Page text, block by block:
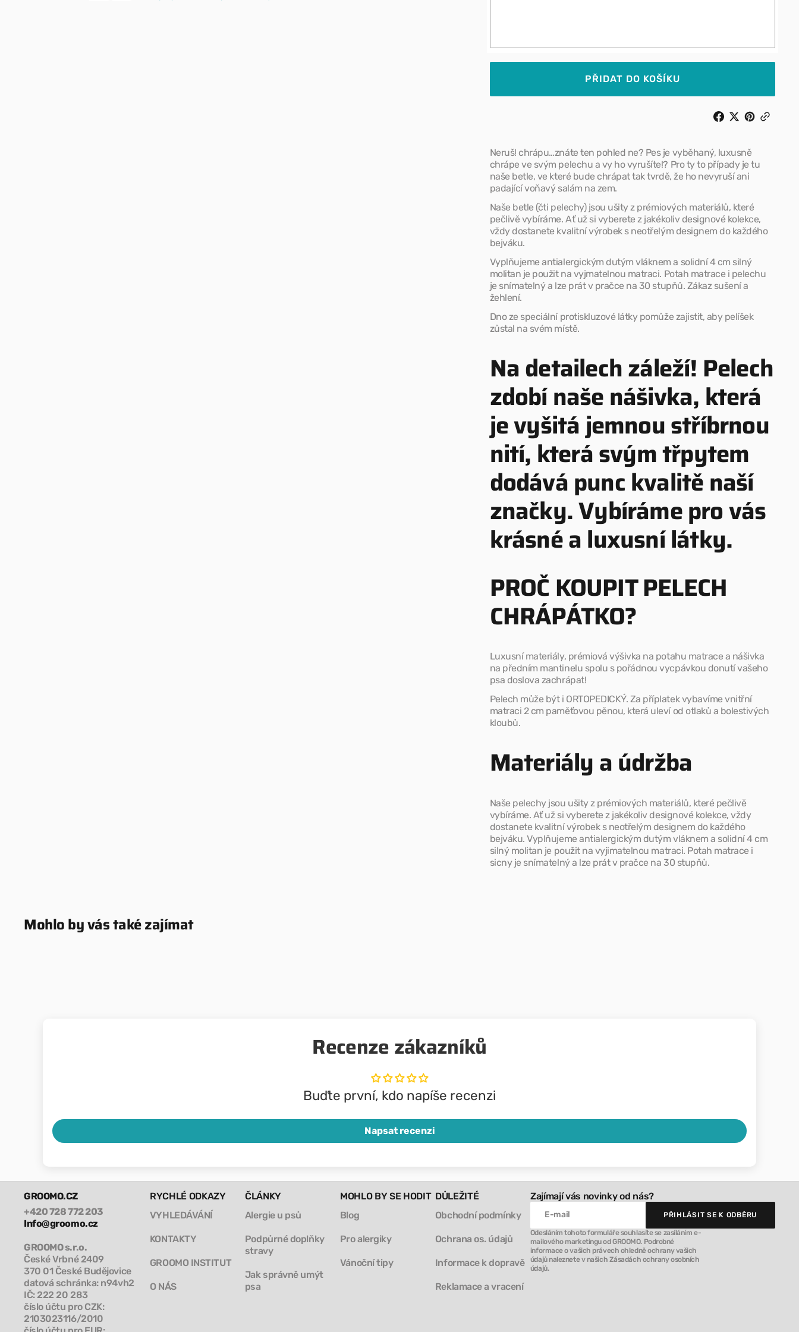
Lilac
Lilac
PŘIDAT DO KOŠÍKU
Neruš! chrápu…znáte ten pohled ne? Pes je vyběhaný, luxusně
chrápe ve svým pelechu a vy ho vyrušíte!? Pro ty to případy je tu
naše betle, ve které bude chrápat tak tvrdě, že ho nevyruší ani
padající voňavý salám na zem.
Naše betle (čti pelechy) jsou ušity z prémiových materiálů, které
pečlivě vybíráme. Ať už si vyberete z jakékoliv designové kolekce,
vždy dostanete kvalitní výrobek s neotřelým designem do každého
bejváku.
Vyplňujeme antialergickým dutým vláknem a solidní 4 cm silný
molitan je použit na vyjmatelnou matraci. Potah matrace i pelechu
je snímatelný a lze prát v pračce na 30 stupňů. Zákaz sušení a
žehlení.
Dno ze speciální protiskluzové látky pomůže zajistit, aby pelíšek
zůstal na svém místě.
Na detailech záleží! Pelech
zdobí naše nášivka, která
je vyšitá jemnou stříbrnou
nití, která svým třpytem
dodává punc kvalitě naší
značky. Vybíráme pro vás
krásné a luxusní látky.
PROČ KOUPIT PELECH
CHRÁPÁTKO?
Luxusní materiály, prémiová výšivka na potahu matrace a nášivka
na předním mantinelu spolu s pořádnou vycpávkou donutí vašeho
psa doslova zachrápat!
Pelech může být i ORTOPEDICKÝ. Za příplatek vybavíme vnitřní
matraci 2 cm paměťovou pěnou, která uleví od otlaků a bolestivých
kloubů.
Materiály a údržba
Naše pelechy jsou ušity z prémiových materiálů, které pečlivě
vybíráme. Ať už si vyberete z jakékoliv designové kolekce, vždy
dostanete kvalitní výrobek s neotřelým designem do každého
bejváku. Vyplňujeme antialergickým dutým vláknem a solidní 4 cm
silný molitan je použit na vyjimatelnou matraci. Potah matrace i
sicny je snímatelný a lze prát v pračce na 30 stupňů.
Mohlo by vás také zajímat
Recenze zákazníků
Buďte první, kdo napíše recenzi
Napsat recenzi
GROOMO.CZ
+420 728 772 203
Info@groomo.cz
GROOMO s.r.o.
České Vrbné 2409
370 01 České Budějovice
datová schránka: n94vh2
IČ: 222 20 283
číslo účtu pro CZK:
2103023116/2010
RYCHLÉ ODKAZY
VYHLEDÁVÁNÍ
KONTAKTY
GROOMO INSTITUT
O NÁS
ČLÁNKY
Alergie u psů
Podpůrné doplňky
stravy
Jak správně umýt
psa
MOHLO BY SE HODIT
Blog
Pro alergiky
Vánoční tipy
DŮLEŽITÉ
Obchodní podmínky
Ochrana os. údajů
Informace k dopravě
Reklamace a vracení
Zajímají vás novinky od nás?
E-mail
PŘIHLÁSIT SE K ODBĚRU
PŘIHLÁSIT SE K ODBĚRU
Odesláním tohoto formuláře souhlasíte se zasíláním e-
mailového marketingu od GROOMO. Podrobné
informace o vašich právech ohledně ochrany vašich
údajů naleznete v našich Zásadách ochrany osobních
údajů.